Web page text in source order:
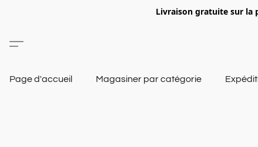
Livraison gratuite sur la
Page d'accueil Magasiner par catégorie